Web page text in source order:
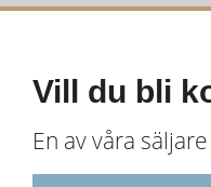
Vill du bli
En av våra